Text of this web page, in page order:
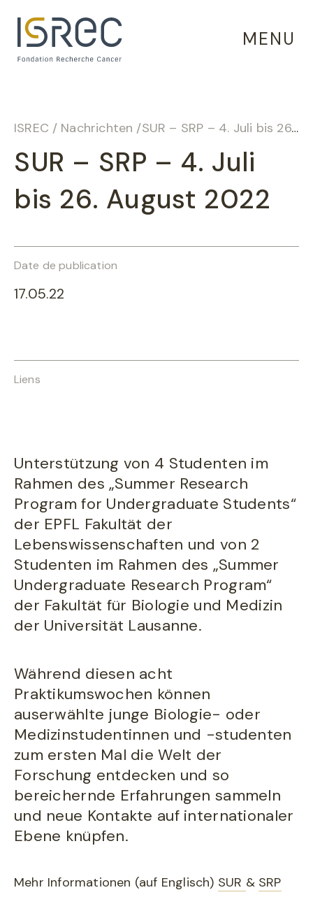
MENU
ISREC / Nachrichten /SUR – SRP – 4. Juli bis 26. August 2022
SUR – SRP – 4. Juli
bis 26. August 2022
Date de publication
17.05.22
Liens
Unterstützung von 4 Studenten im
Rahmen des „Summer Research
Program for Undergraduate Students“
der EPFL Fakultät der
Lebenswissenschaften und von 2
Studenten im Rahmen des „Summer
Undergraduate Research Program“
der Fakultät für Biologie und Medizin
der Universität Lausanne.
Während diesen acht
Praktikumswochen können
auserwählte junge Biologie- oder
Medizinstudentinnen und -studenten
zum ersten Mal die Welt der
Forschung entdecken und so
bereichernde Erfahrungen sammeln
und neue Kontakte auf internationaler
Ebene knüpfen.
Mehr Informationen (auf Englisch) SUR & SRP